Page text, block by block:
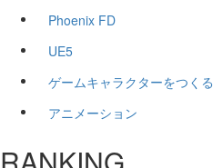
Phoenix FD
UE5
ゲームキャラクターをつくる
アニメーション